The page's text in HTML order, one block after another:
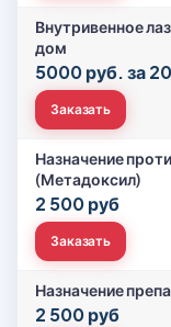
Внутривенное
дом
5000 руб. за
Заказать
Назначение
(Метадоксил)
2 500 руб
Заказать
Назначение
2 500 руб